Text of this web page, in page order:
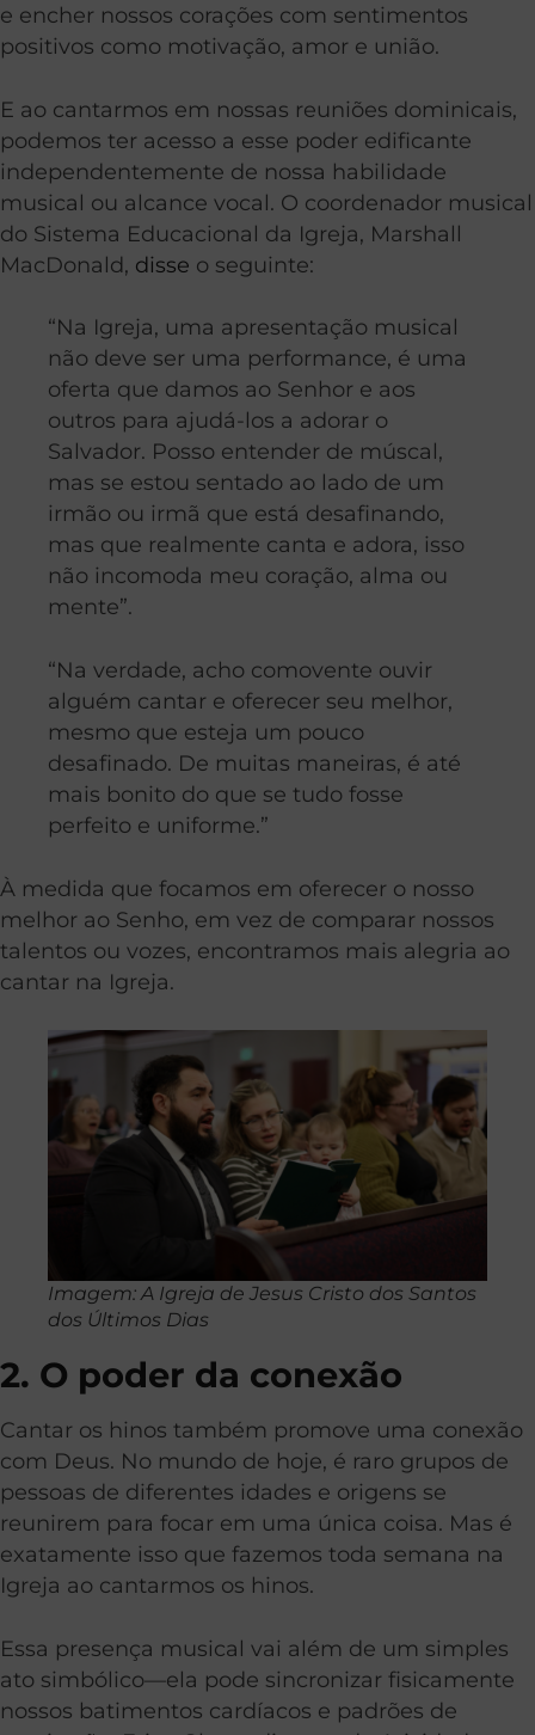
e encher nossos corações com sentimentos
positivos como motivação, amor e união.
E ao cantarmos em nossas reuniões dominicais,
podemos ter acesso a esse poder edificante
independentemente de nossa habilidade
musical ou alcance vocal. O coordenador musical
do Sistema Educacional da Igreja, Marshall
MacDonald, disse o seguinte:
“Na Igreja, uma apresentação musical
não deve ser uma performance, é uma
oferta que damos ao Senhor e aos
outros para ajudá-los a adorar o
Salvador. Posso entender de múscal,
mas se estou sentado ao lado de um
irmão ou irmã que está desafinando,
mas que realmente canta e adora, isso
não incomoda meu coração, alma ou
mente”.
“Na verdade, acho comovente ouvir
alguém cantar e oferecer seu melhor,
mesmo que esteja um pouco
desafinado. De muitas maneiras, é até
mais bonito do que se tudo fosse
perfeito e uniforme.”
À medida que focamos em oferecer o nosso
melhor ao Senho, em vez de comparar nossos
talentos ou vozes, encontramos mais alegria ao
cantar na Igreja.
Imagem: A Igreja de Jesus Cristo dos Santos
dos Últimos Dias
2. O poder da conexão
Cantar os hinos também promove uma conexão
com Deus. No mundo de hoje, é raro grupos de
pessoas de diferentes idades e origens se
reunirem para focar em uma única coisa. Mas é
exatamente isso que fazemos toda semana na
Igreja ao cantarmos os hinos.
Essa presença musical vai além de um simples
ato simbólico—ela pode sincronizar fisicamente
nossos batimentos cardíacos e padrões de